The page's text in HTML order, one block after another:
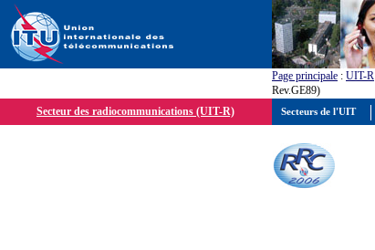
Page principale : UIT-R
Rev.GE89)
Secteur des radiocommunications (UIT-R)
Secteurs de l'UIT